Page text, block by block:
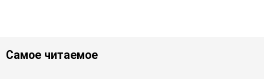
Самое читаемое